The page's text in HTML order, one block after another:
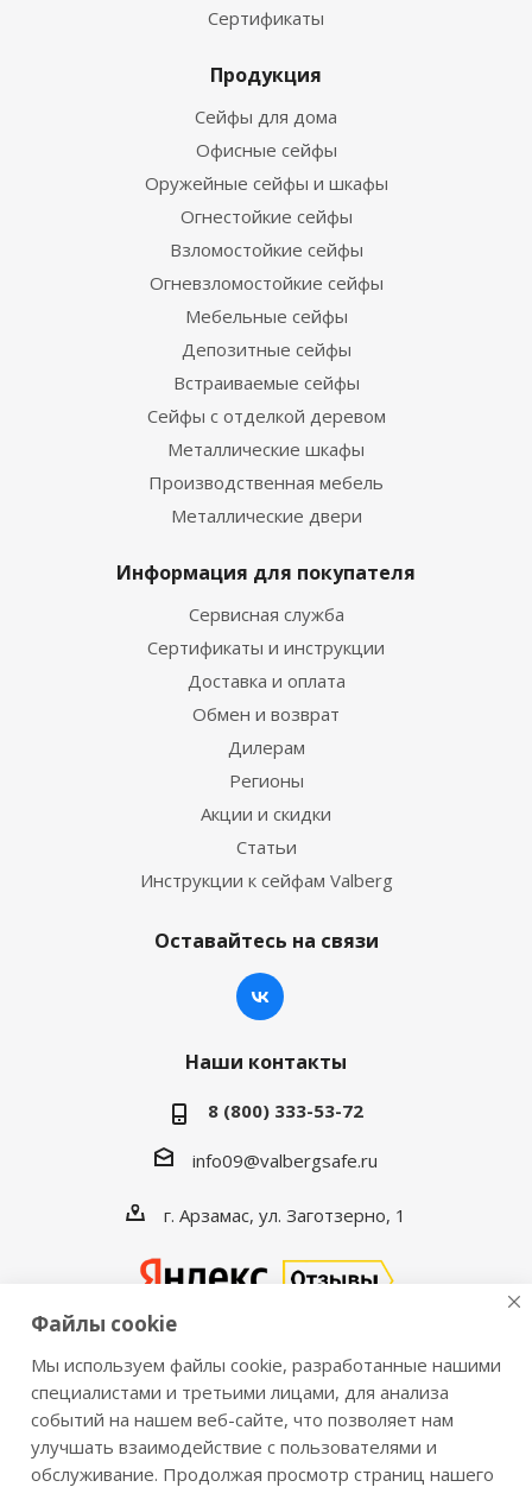
Сертификаты
Продукция
Сейфы для дома
Офисные сейфы
Оружейные сейфы и шкафы
Огнестойкие сейфы
Взломостойкие сейфы
Огневзломостойкие сейфы
Мебельные сейфы
Депозитные сейфы
Встраиваемые сейфы
Сейфы с отделкой деревом
Металлические шкафы
Производственная мебель
Металлические двери
Информация для покупателя
Сервисная служба
Сертификаты и инструкции
Доставка и оплата
Обмен и возврат
Дилерам
Регионы
Акции и скидки
Статьи
Инструкции к сейфам Valberg
Оставайтесь на связи
Наши контакты
8 (800) 333-53-72
info09@valbergsafe.ru
г. Арзамас, ул. Заготзерно, 1
2016-2026 © VALBERGSAFE.RU — Интернет-магазин
сейфов Valberg и металлической мебели Практик.
Продажа сейфов для дома и офиса, металлических
шкафов, стеллажей, металлических дверей.
Файлы cookie
Мы используем файлы cookie, разработанные нашими
специалистами и третьими лицами, для анализа
событий на нашем веб-сайте, что позволяет нам
улучшать взаимодействие с пользователями и
обслуживание. Продолжая просмотр страниц нашего